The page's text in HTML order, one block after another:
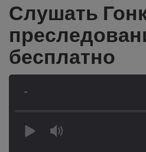
Слушать
бесплатно
-